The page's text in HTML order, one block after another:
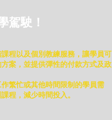
駕駛！
程以及個別教練服務，讓學員可
案，並提供彈性的付款方式及政
繁忙或其他時間限制的學員需
程，減少時間投入。